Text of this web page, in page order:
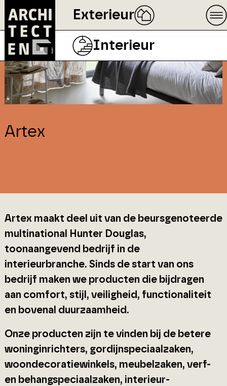
Exterieur
Interieur
Artex
Artex maakt deel uit van de beursgenoteerde
multinational Hunter Douglas,
toonaangevend bedrijf in de
interieurbranche. Sinds de start van ons
bedrijf maken we producten die bijdragen
aan comfort, stijl, veiligheid, functionaliteit
en bovenal duurzaamheid.
Onze producten zijn te vinden bij de betere
woninginrichters, gordijnspeciaalzaken,
woondecoratiewinkels, meubelzaken, verf-
en behangspeciaalzaken, interieur-